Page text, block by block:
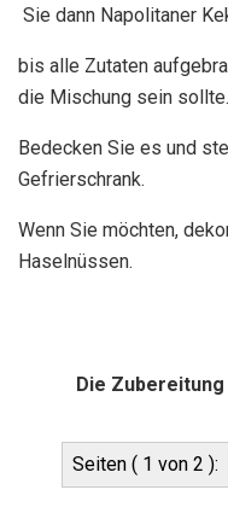
Sie dann Napolitaner
bis alle Zutaten
die Mischung sein sollte.
Bedecken Sie es und
Gefrierschrank.
Wenn Sie möchten,
Haselnüssen.
Die
Seiten ( 1 von 2 ):